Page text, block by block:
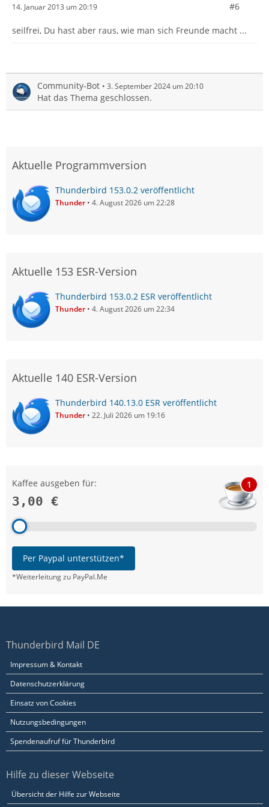
14. Januar 2013 um 20:19 #6
seilfrei, Du hast aber raus, wie man sich Freunde macht ...
Community-Bot 3. September 2024 um 20:10
Hat das Thema geschlossen.
Aktuelle Programmversion
Thunderbird 153.0.2 veröffentlicht
Thunder 4. August 2026 um 22:28
Aktuelle 153 ESR-Version
Thunderbird 153.0.2 ESR veröffentlicht
Thunder 4. August 2026 um 22:34
Aktuelle 140 ESR-Version
Thunderbird 140.13.0 ESR veröffentlicht
Thunder 22. Juli 2026 um 19:16
Kaffee ausgeben für:
3,00 €
1
Per Paypal unterstützen*
*Weiterleitung zu PayPal.Me
Thunderbird Mail DE
Impressum & Kontakt
Datenschutzerklärung
Einsatz von Cookies
Nutzungsbedingungen
Spendenaufruf für Thunderbird
Hilfe zu dieser Webseite
Übersicht der Hilfe zur Webseite